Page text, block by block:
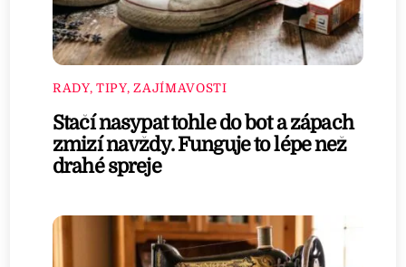
RADY, TIPY, ZAJÍMAVOSTI
Stačí nasypat tohle do bot a zápach
zmizí navždy. Funguje to lépe než
drahé spreje